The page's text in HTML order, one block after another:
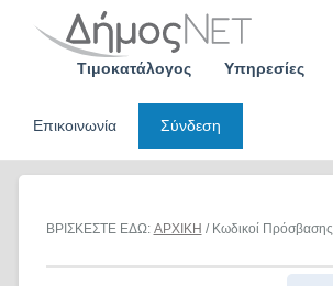
Τιμοκατάλογος Υπηρεσίες
Επικοινωνία
Σύνδεση
ΒΡΙΣΚΕΣΤΕ ΕΔΩ: ΑΡΧΙΚΗ / Κωδικοί Πρόσβασης